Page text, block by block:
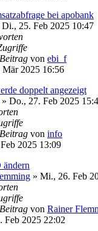
bei apobank
Di., 25. Feb 2025 10:47
von ebi_f
2025 16:56
doppelt angezeigt
» Do., 27. Feb 2025
von info
2025 13:09
ändern
» Mi., 26. Feb
von Rainer
Feb 2025 22:02